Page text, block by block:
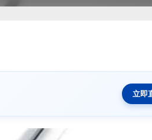
立即